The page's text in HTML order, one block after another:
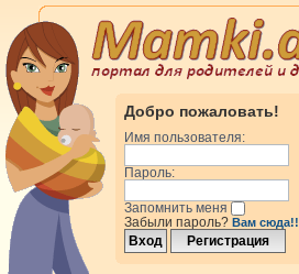
Добро пожаловать!
Имя пользователя:
Пароль:
Запомнить меня
Забыли пароль? Вам сюда!!